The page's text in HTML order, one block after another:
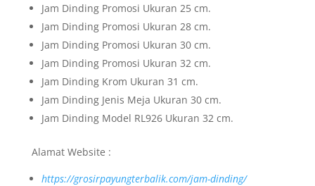
Jam Dinding Promosi Ukuran 25 cm.
Jam Dinding Promosi Ukuran 28 cm.
Jam Dinding Promosi Ukuran 30 cm.
Jam Dinding Promosi Ukuran 32 cm.
Jam Dinding Krom Ukuran 31 cm.
Jam Dinding Jenis Meja Ukuran 30 cm.
Jam Dinding Model RL926 Ukuran 32 cm.
Alamat Website :
https://grosirpayungterbalik.com/jam-dinding/